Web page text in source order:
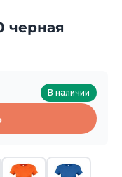
черная
В наличии